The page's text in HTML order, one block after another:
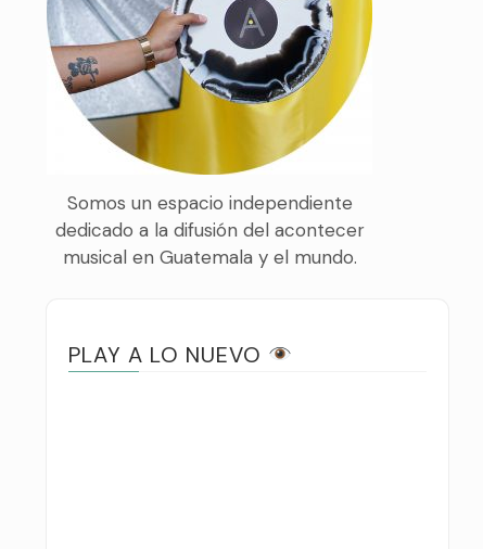
Somos un espacio independiente
dedicado a la difusión del acontecer
musical en Guatemala y el mundo.
PLAY A LO NUEVO